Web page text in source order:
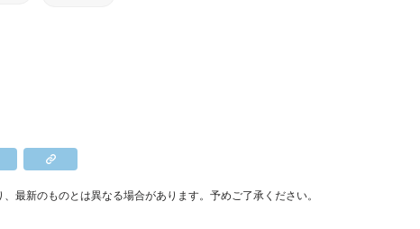
最新のものとは異なる場合があります。予めご了承ください。